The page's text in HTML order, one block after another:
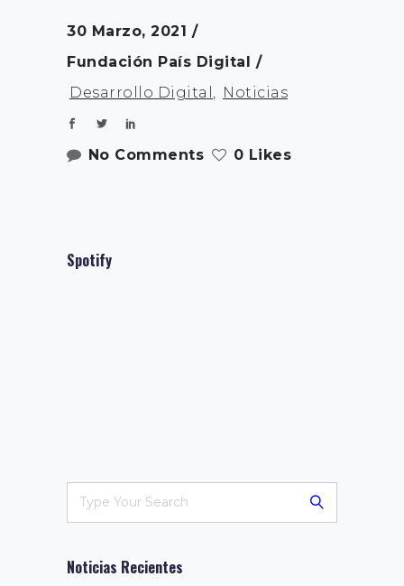
30 Marzo, 2021
Fundación País Digital
Desarrollo Digital , Noticias
No Comments 0 Likes
Spotify
Noticias Recientes